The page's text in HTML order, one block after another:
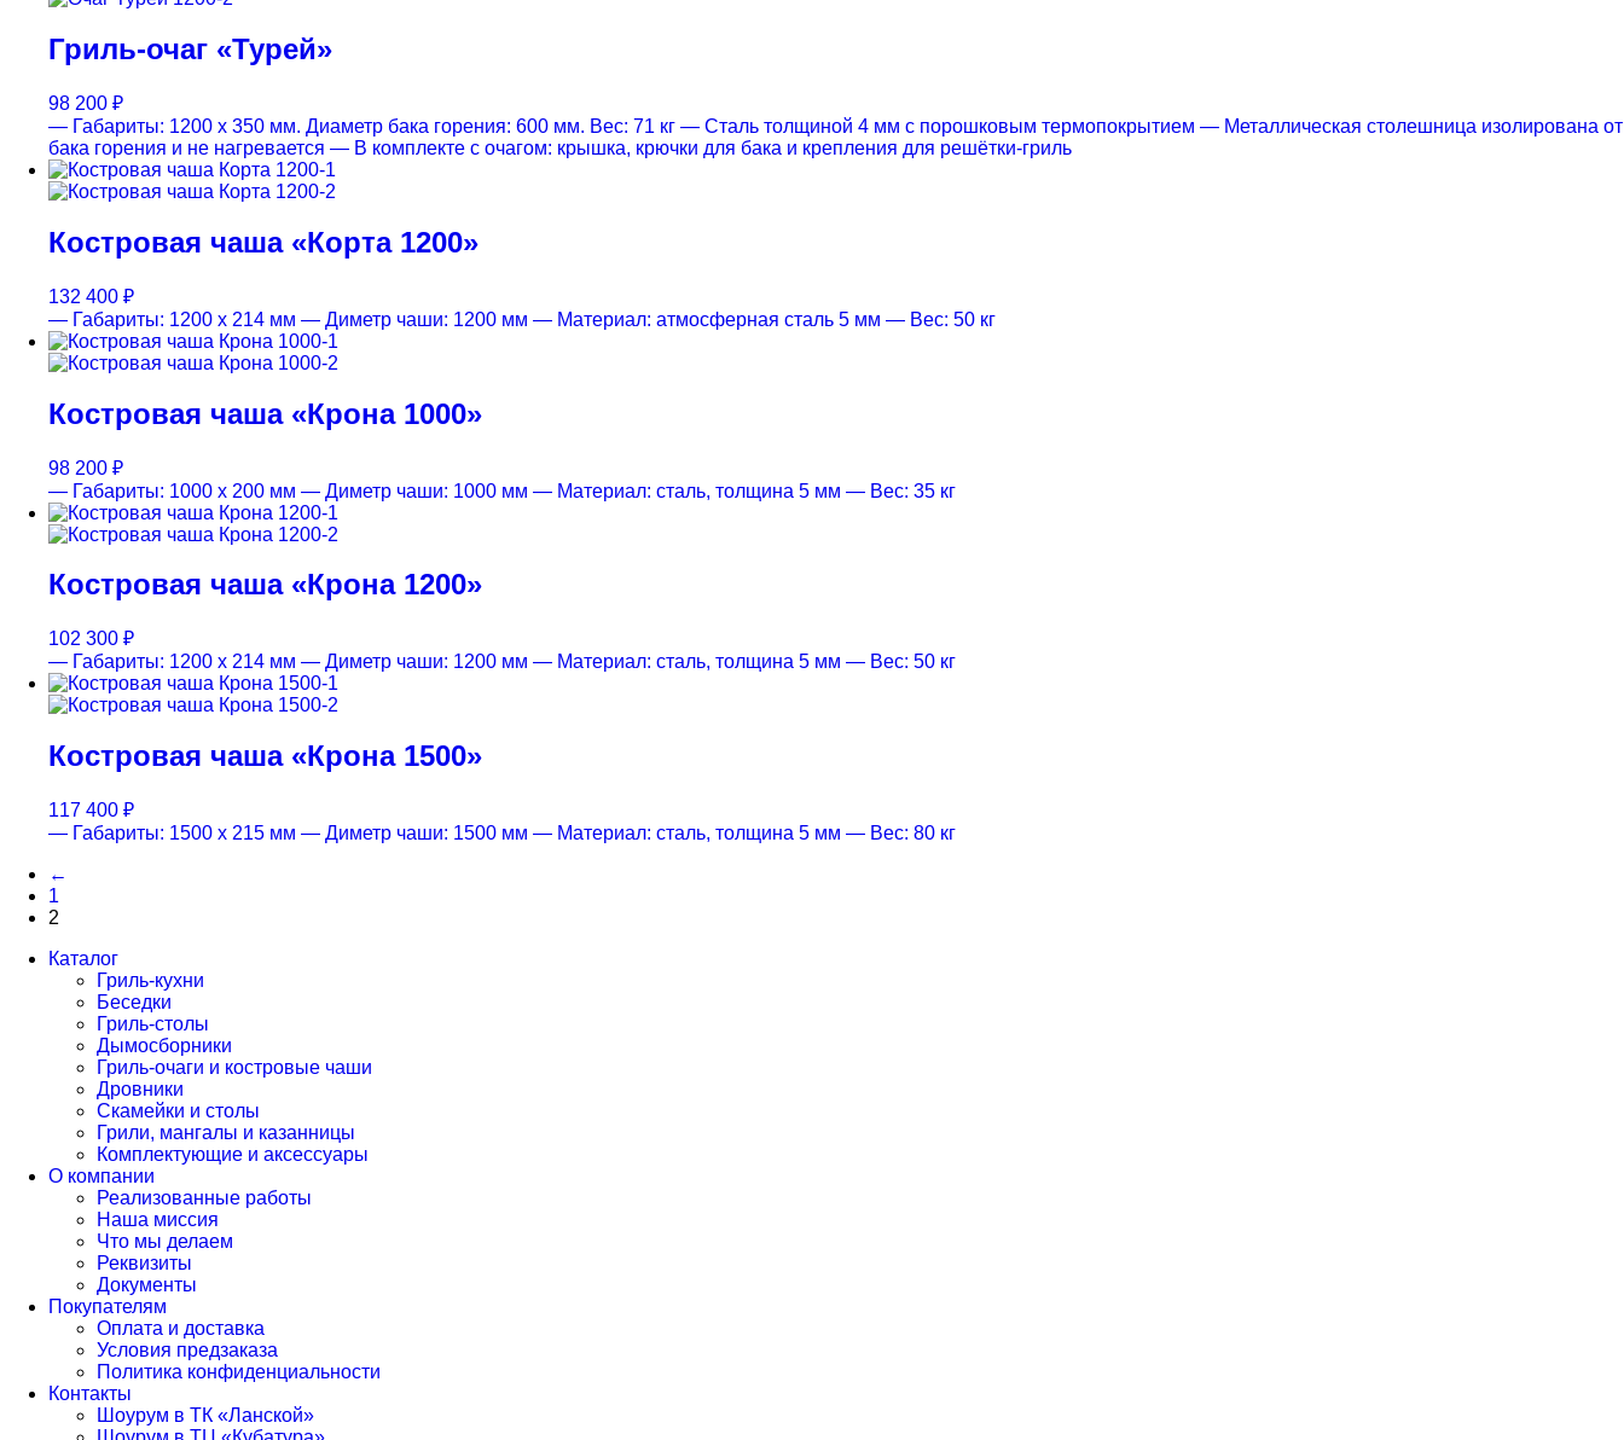
Гриль-очаг «Турей»
98 200 ₽
— Габариты: 1200 х 350 мм. Диаметр бака горения: 600 мм. Вес: 71 кг — Cталь толщиной 4 мм с порошковым термопокрытием — Металлическая столешница изолирована от
бака горения и не нагревается — В комплекте с очагом: крышка, крючки для бака и крепления для решётки-гриль
Костровая чаша «Корта 1200»
132 400 ₽
— Габариты: 1200 х 214 мм — Диметр чаши: 1200 мм — Материал: атмосферная сталь 5 мм — Вес: 50 кг
Костровая чаша «Крона 1000»
98 200 ₽
— Габариты: 1000 х 200 мм — Диметр чаши: 1000 мм — Материал: сталь, толщина 5 мм — Вес: 35 кг
Костровая чаша «Крона 1200»
102 300 ₽
— Габариты: 1200 х 214 мм — Диметр чаши: 1200 мм — Материал: сталь, толщина 5 мм — Вес: 50 кг
Костровая чаша «Крона 1500»
117 400 ₽
— Габариты: 1500 х 215 мм — Диметр чаши: 1500 мм — Материал: сталь, толщина 5 мм — Вес: 80 кг
←
1
2
Каталог
Гриль-кухни
Беседки
Гриль-столы
Дымосборники
Гриль-очаги и костровые чаши
Дровники
Скамейки и столы
Грили, мангалы и казанницы
Комплектующие и аксессуары
О компании
Реализованные работы
Наша миссия
Что мы делаем
Реквизиты
Документы
Покупателям
Оплата и доставка
Условия предзаказа
Политика конфиденциальности
Контакты
Шоурум в ТК «Ланской»